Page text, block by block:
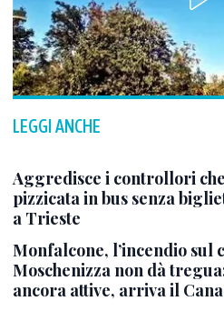
LEGGI ANCHE
Aggredisce i controllori che
pizzicata in bus senza
a Trieste
Monfalcone, l’incendio sul
Moschenizza non dà
ancora attive, arriva il